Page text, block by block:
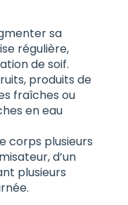
sa
régulière,
de soif.
produits de
fraîches ou
en eau
corps plusieurs
d’un
plusieurs